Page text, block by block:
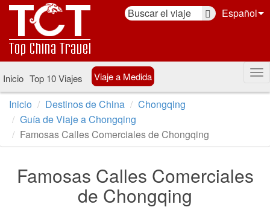
Español
Inicio Top 10 Viajes Viaje a Medida
Inicio Destinos de China
Chongqing
Guía de Viaje a Chongqing
Famosas Calles Comerciales de Chongqing
Famosas Calles Comerciales
de Chongqing